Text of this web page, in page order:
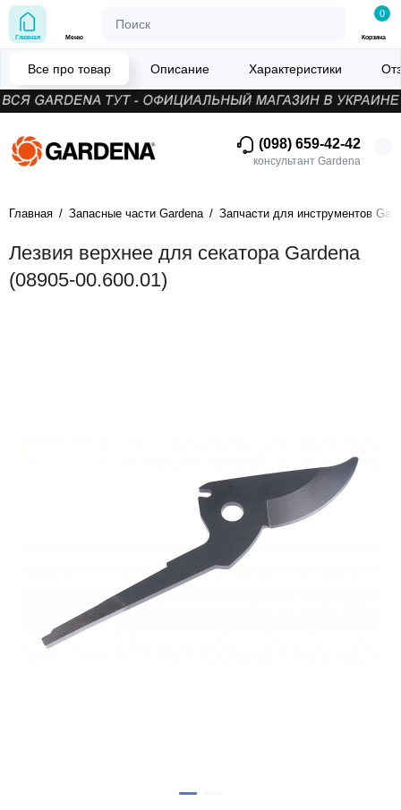
(098) 659-42-42
консультант Gardena
Главная Меню
0
Корзина
Главная Запасные части Gardena Запчасти для инструментов
Лезвия верхнее для секатора Gardena
(08905-00.600.01)
Все про товар Описание Характеристики